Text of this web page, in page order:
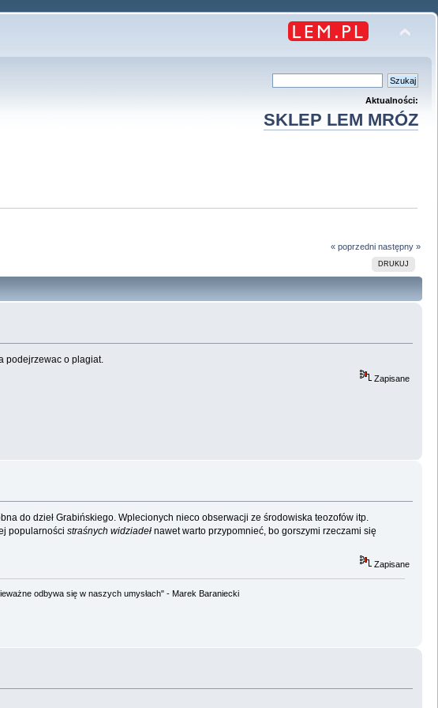
Aktualności:
SKLEP LEM MRÓZ
« poprzedni następny »
DRUKUJ
podejrzewac o plagiat.
Zapisane
do dzieł Grabińskiego. Wplecionych nieco obserwacji ze środowiska teozofów itp.
popularności straśnych widziadełnawet warto przypomnieć, bo gorszymi rzeczami się
Zapisane
odbywa się w naszych umysłach" - Marek Baraniecki